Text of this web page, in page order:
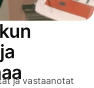
ja vastaanotat